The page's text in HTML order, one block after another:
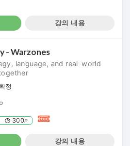
강의 내용
- Warzones
language, and real-world
정
300P
강의 내용